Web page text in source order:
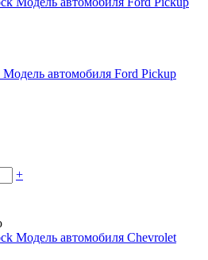
автомобиля Ford Pickup
+